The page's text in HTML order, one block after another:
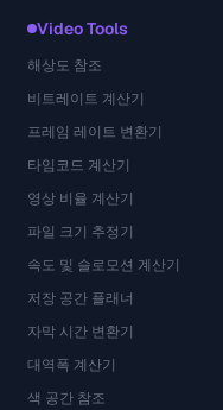
Video Tools
해상도 참조
비트레이트 계산기
프레임 레이트 변환기
타임코드 계산기
영상 비율 계산기
파일 크기 추정기
속도 및 슬로모션 계산기
저장 공간 플래너
자막 시간 변환기
대역폭 계산기
색 공간 참조